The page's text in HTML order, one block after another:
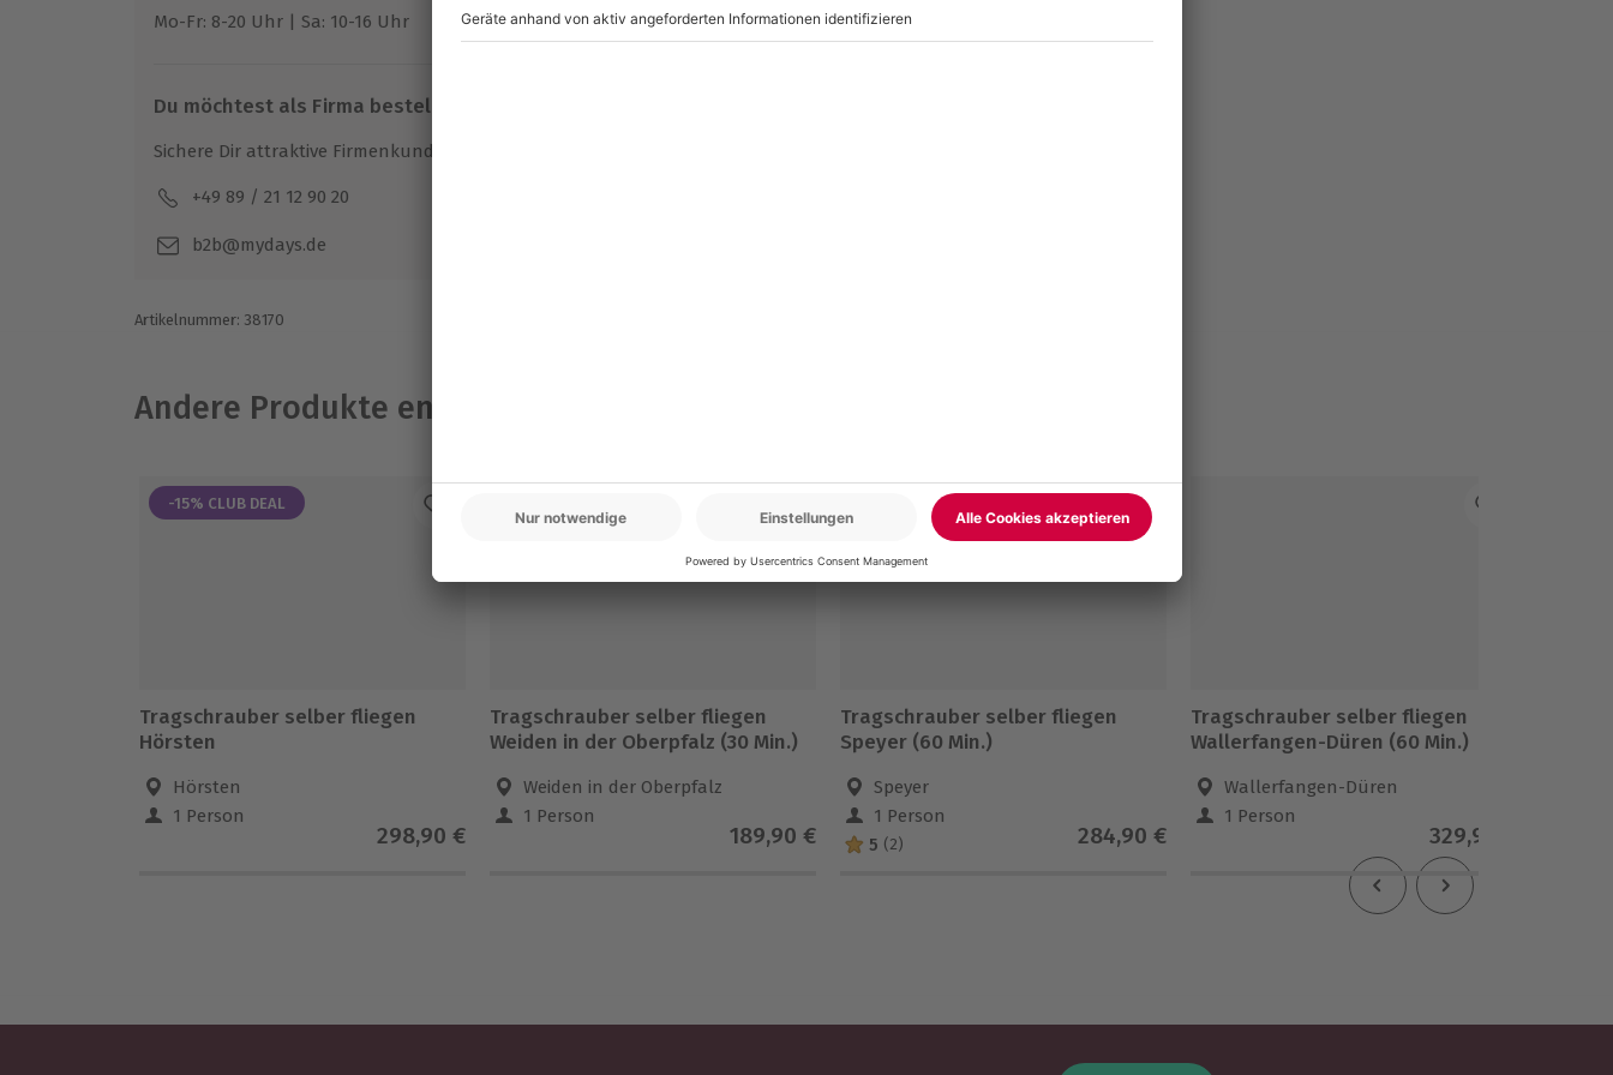
Flugplatz Bruck in der Oberpfalz.
Ausrüstung & Kleidung
Mitzubringen: Feste Schuhe, Sonnenbrille, Geeignete Kleidung
Wird gestellt: Headset, Spezialkleidung
Mo-Fr: 8-20 Uhr | Sa: 10-16 Uhr
Du möchtest als Firma bestellen?
Sichere Dir attraktive Firmenkunden Vorteile.
+49 89 / 21 12 90 20
b2b@mydays.de
Artikelnummer: 38170
Andere Produkte entdecken
-15% CLUB DEAL
Tragschrauber selber fliegen
Hörsten
Hörsten
1 Person
298,90 €
Tragschrauber selber fliegen
Weiden in der Oberpfalz (30 Min.)
Weiden in der Oberpfalz
1 Person
189,90 €
Tragschrauber selber fliegen
Speyer (60 Min.)
Speyer
1 Person
5 (2) 284,90 €
Tragschrauber selber fliegen
Wallerfangen-Düren (60 Min.)
Wallerfangen-Düren
1 Person
329,90 €